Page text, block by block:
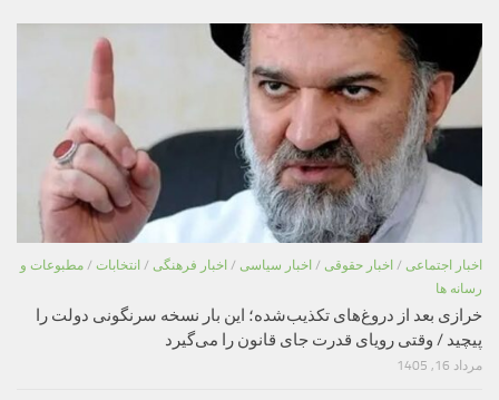
اخبار اجتماعی / اخبار حقوقی / اخبار سیاسی / اخبار فرهنگی / انتخابات / مطبوعات و
رسانه ها
خرازی بعد از دروغ‌های تکذیب‌شده؛ این بار نسخه سرنگونی دولت را
پیچید / وقتی رویای قدرت جای قانون را می‌گیرد
مرداد 16, 1405